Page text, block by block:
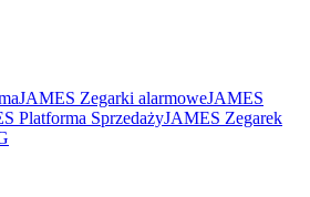
JAMES Zegarki alarmoweJAMES
Platforma SprzedażyJAMES Zegarek